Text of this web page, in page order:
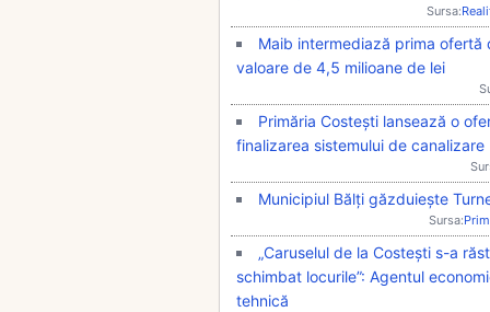
Sursa:
Maib intermediază prima ofertă
valoare de 4,5 milioane de lei
Primăria Costești lansează o
finalizarea sistemului de canalizare
Municipiul Bălți găzduiește
Sursa:
„Caruselul de la Costești s-a
schimbat locurile”: Agentul
tehnică